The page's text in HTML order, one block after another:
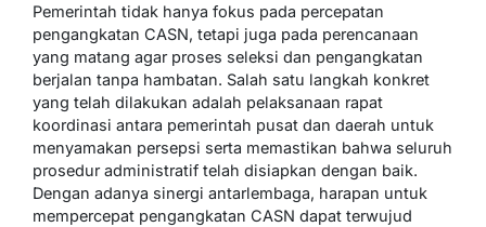
Pemerintah tidak hanya fokus pada percepatan
pengangkatan CASN, tetapi juga pada perencanaan
yang matang agar proses seleksi dan pengangkatan
berjalan tanpa hambatan. Salah satu langkah konkret
yang telah dilakukan adalah pelaksanaan rapat
koordinasi antara pemerintah pusat dan daerah untuk
menyamakan persepsi serta memastikan bahwa seluruh
prosedur administratif telah disiapkan dengan baik.
Dengan adanya sinergi antarlembaga, harapan untuk
mempercepat pengangkatan CASN dapat terwujud